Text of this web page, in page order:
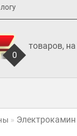
0
товаров, на
Электрокамин